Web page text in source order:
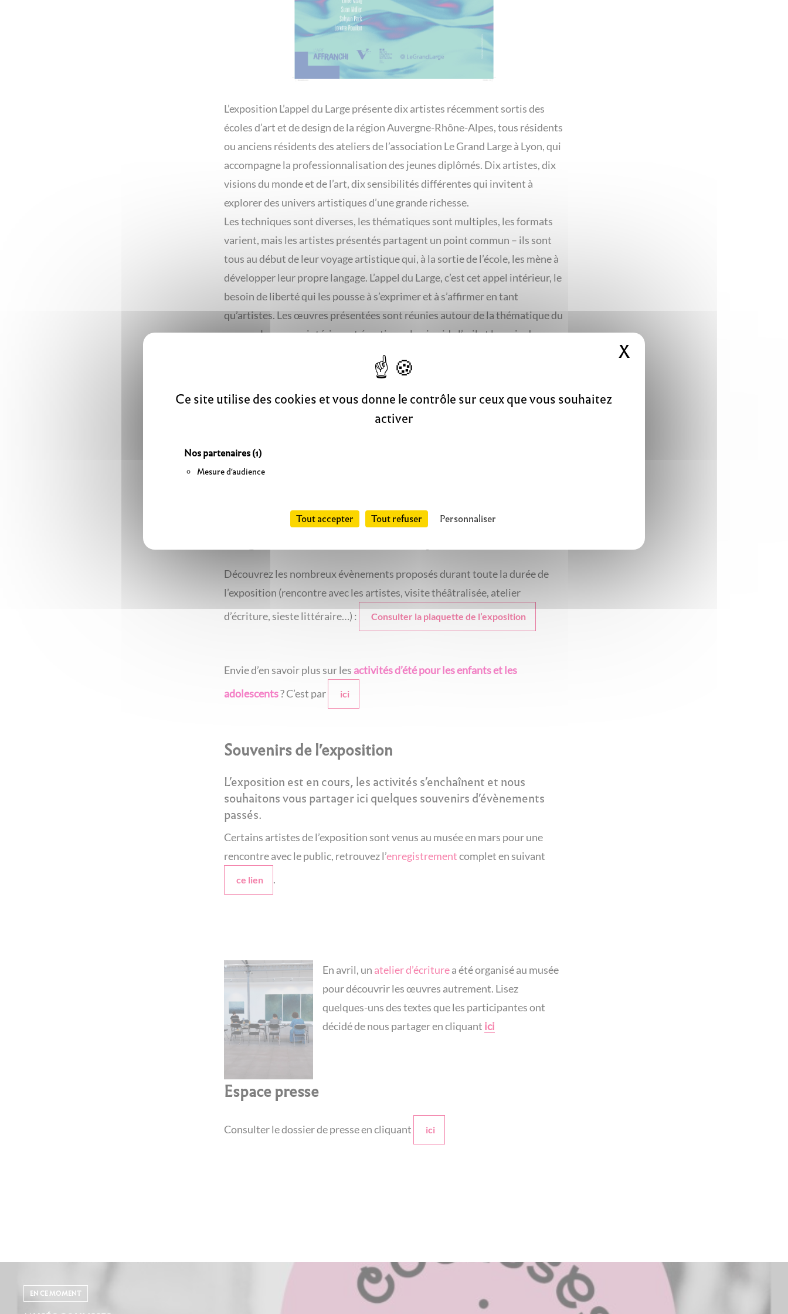
Ce site utilise des cookies et vous donne le contrôle sur ceux que vous souhaitez
activer
Nos partenaires(1)
Mesure d'audience
Tout accepter Tout refuser Personnaliser
X
L’exposition L’appel du Large présente dix artistes récemment sortis des
écoles d’art et de design de la région Auvergne-Rhône-Alpes, tous résidents
ou anciens résidents des ateliers de l’association Le Grand Large à Lyon, qui
accompagne la professionnalisation des jeunes diplômés. Dix artistes, dix
visions du monde et de l’art, dix sensibilités différentes qui invitent à
explorer des univers artistiques d’une grande richesse.
Les techniques sont diverses, les thématiques sont multiples, les formats
varient, mais les artistes présentés partagent un point commun – ils sont
tous au début de leur voyage artistique qui, à la sortie de l’école, les mène à
développer leur propre langage. L’appel du Large, c’est cet appel intérieur, le
besoin de liberté qui les pousse à s’exprimer et à s’affirmer en tant
qu’artistes. Les œuvres présentées sont réunies autour de la thématique du
voyage. Le voyage intérieur et émotionnel qui guide l’œil et la main des
artistes, mais également le voyage physique, d’une découverte à l’autre,
entre plusieurs pays parfois. Voyage à travers le temps aussi – chaque
Découvrez les nombreux évènements proposés durant toute la durée de
l’exposition (rencontre avec les artistes, visite théâtralisée, atelier
d’écriture, sieste littéraire…) :
Consulter la plaquette de l’exposition
Envie d’en savoir plus sur les activités d’été pour les enfants et les
adolescents? C’est par ici
Souvenirs de l'exposition
L’exposition est en cours, les activités s’enchaînent et nous
souhaitons vous partager ici quelques souvenirs d’évènements
passés.
Certains artistes de l’exposition sont venus au musée en mars pour une
rencontre avec le public, retrouvez l’enregistrementcomplet en suivant
ce lien .
En avril, un atelier d’écriturea été organisé au musée
pour découvrir les œuvres autrement. Lisez
quelques-uns des textes que les participantes ont
décidé de nous partageren cliquant ici
Espace presse
Consulter le dossier de presse en cliquant ici
EN CE MOMENT